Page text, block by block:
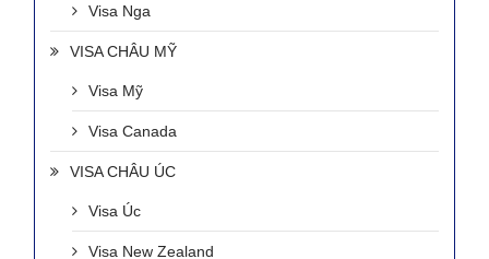
Visa Nga
VISA CHÂU MỸ
Visa Mỹ
Visa Canada
VISA CHÂU ÚC
Visa Úc
Visa New Zealand